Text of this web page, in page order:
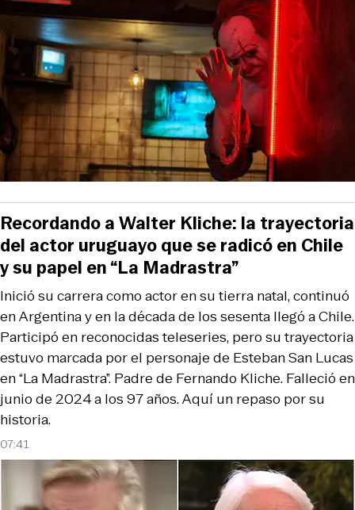
07:41
Inició su carrera como actor en su tierra natal, continuó
en Argentina y en la década de los sesenta llegó a Chile.
Participó en reconocidas teleseries, pero su trayectoria
estuvo marcada por el personaje de Esteban San Lucas
en “La Madrastra”. Padre de Fernando Kliche. Falleció en
junio de 2024 a los 97 años. Aquí un repaso por su
historia.
Recordando a Walter Kliche: la trayectoria
del actor uruguayo que se radicó en Chile
y su papel en “La Madrastra”